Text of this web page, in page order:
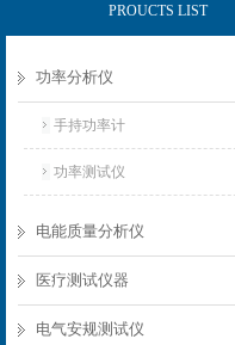
PROUCTS LIST
功率分析仪
手持功率计
功率测试仪
电能质量分析仪
医疗测试仪器
电气安规测试仪